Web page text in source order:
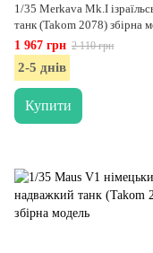
1/35 Merkava Mk.I
танк (Takom 2078) збірна
1 967 грн 2 110 грн
2-5 днів
Купити